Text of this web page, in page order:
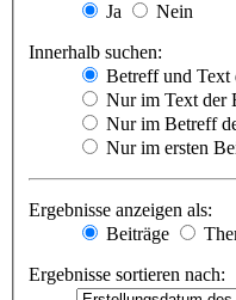
Ja
Nein
Innerhalb suchen:
Betreff und Text
Nur im Text der
Nur im Betreff
Nur im ersten
Ergebnisse anzeigen als:
Beiträge
Ergebnisse sortieren nach: